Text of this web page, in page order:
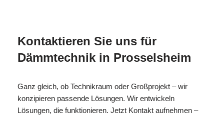
Kontaktieren Sie uns für
Dämmtechnik in Prosselsheim
Ganz gleich, ob Technikraum oder Großprojekt – wir
konzipieren passende Lösungen. Wir entwickeln
Lösungen, die funktionieren. Jetzt Kontakt aufnehmen –